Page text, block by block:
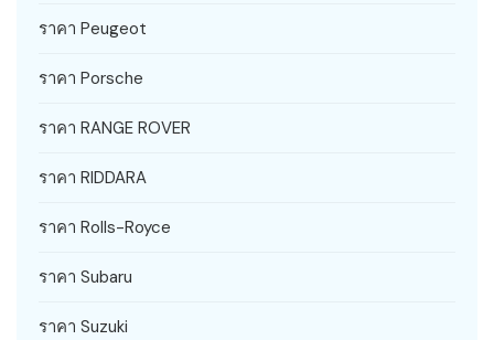
ราคา Peugeot
ราคา Porsche
ราคา RANGE ROVER
ราคา RIDDARA
ราคา Rolls-Royce
ราคา Subaru
ราคา Suzuki